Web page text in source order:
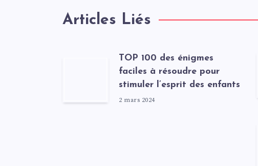
Articles Liés
TOP 100 des énigmes
faciles à résoudre pour
stimuler l’esprit des enfants
2 mars 2024